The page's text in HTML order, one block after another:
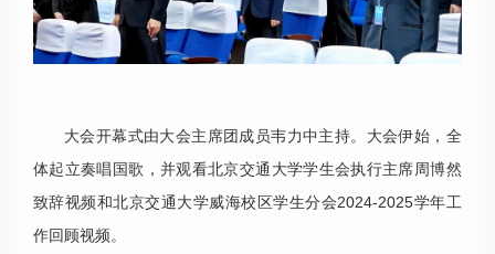
大会开幕式由大会主席团成员韦力中主持。大会伊始，全
体起立奏唱国歌，并观看北京交通大学学生会执行主席周博然
致辞视频和北京交通大学威海校区学生分会2024-2025学年工
作回顾视频。